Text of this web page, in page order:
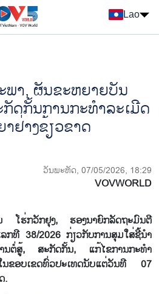
Lao
າ, ຜັນຂະຫຍາຍບັນ
ດກັ້ນການກະທຳລະເມີດ
ຢ່າງຂ້ຽວຂາດ
ວັນພະຫັດ, 07/05/2026, 18:29
VOVWORLD
ຮ່ກວັກຢຸງ, ຮອງນາຍົກລັດຖະມົນຕີ
ກທີ 38/2026 ກ່ຽວກັບການສຸມໃສ່ຊີ້ນຳ
ານຕໍ່ສູ້, ສະກັດກັ້ນ, ແກ້ໄຂການກະທຳ
ນຂອບເຂດທົ່ວປະເທດນັບແຕ່ວັນທີ 07
.